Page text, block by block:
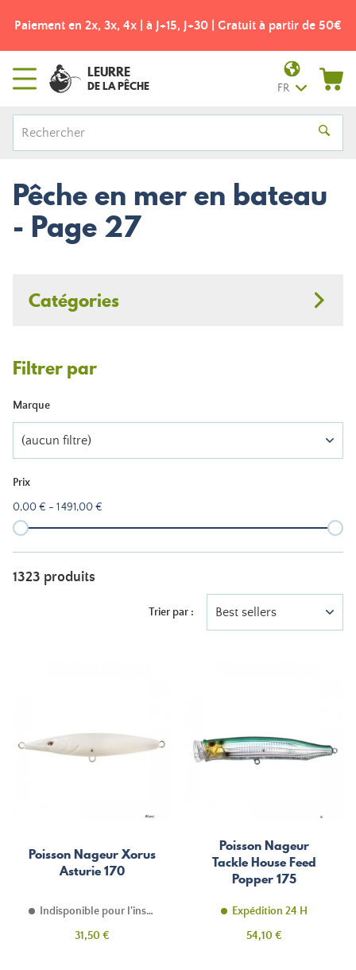
Frais de port offerts dès 49€ ! - Point relais Colissimo
LEURRE
DE LA PÊCHE FR
Pêche en mer en bateau
- Page 27
Catégories
Filtrer par
Marque
(aucun filtre)
Prix
0,00 € - 1 491,00 €
1323 produits
Trier par : Best sellers
Poisson Nageur Xorus
Asturie 170
Indisponible pour l'instant
Prix
31,50 €
Poisson Nageur
Tackle House Feed
Popper 175
Expédition 24 H
Prix
54,10 €